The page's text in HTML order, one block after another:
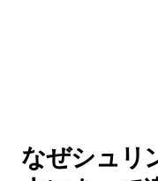
なぜシュリ